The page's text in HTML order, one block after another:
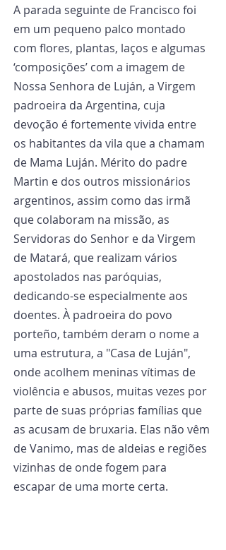
A parada seguinte de Francisco foi
em um pequeno palco montado
com flores, plantas, laços e algumas
‘composições’ com a imagem de
Nossa Senhora de Luján, a Virgem
padroeira da Argentina, cuja
devoção é fortemente vivida entre
os habitantes da vila que a chamam
de Mama Luján. Mérito do padre
Martin e dos outros missionários
argentinos, assim como das irmã
que colaboram na missão, as
Servidoras do Senhor e da Virgem
de Matará, que realizam vários
apostolados nas paróquias,
dedicando-se especialmente aos
doentes. À padroeira do povo
porteño, também deram o nome a
uma estrutura, a "Casa de Luján",
onde acolhem meninas vítimas de
violência e abusos, muitas vezes por
parte de suas próprias famílias que
as acusam de bruxaria. Elas não vêm
de Vanimo, mas de aldeias e regiões
vizinhas de onde fogem para
escapar de uma morte certa.